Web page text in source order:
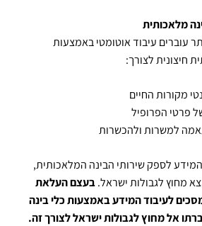
עוברים עיבוד אוטומטי באמצעות
חיצונית לצורך:
מקורות החיים
פרטי הפרופיל
למשרות ולהכשרות
לספק שירותי הבינה המלאכותית,
מחוץ לגבולות ישראל.בעצם העלאת
לעיבוד המידע באמצעות כלי בינה
אל מחוץ לגבולות ישראל לצורך זה.